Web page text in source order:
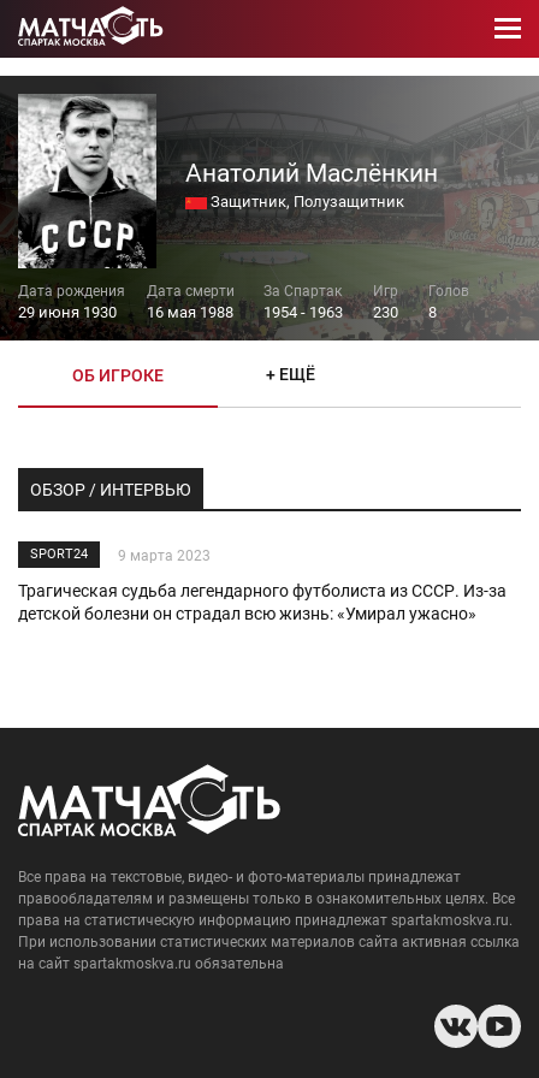
Анатолий Маслёнкин
Защитник, Полузащитник
29 июня 1930 16 мая 1988 1954 - 1963 230 8
ОБ ИГРОКЕ + ЕЩЁ
ОБЗОР / ИНТЕРВЬЮ
SPORT24 9 марта 2023
Трагическая судьба легендарного футболиста из СССР. Из-за
детской болезни он страдал всю жизнь: «Умирал ужасно»
Все права на текстовые, видео- и фото-материалы принадлежат
правообладателям и размещены только в ознакомительных целях. Все
права на статистическую информацию принадлежат spartakmoskva.ru.
При использовании статистических материалов сайта активная ссылка
на сайт spartakmoskva.ru обязательна